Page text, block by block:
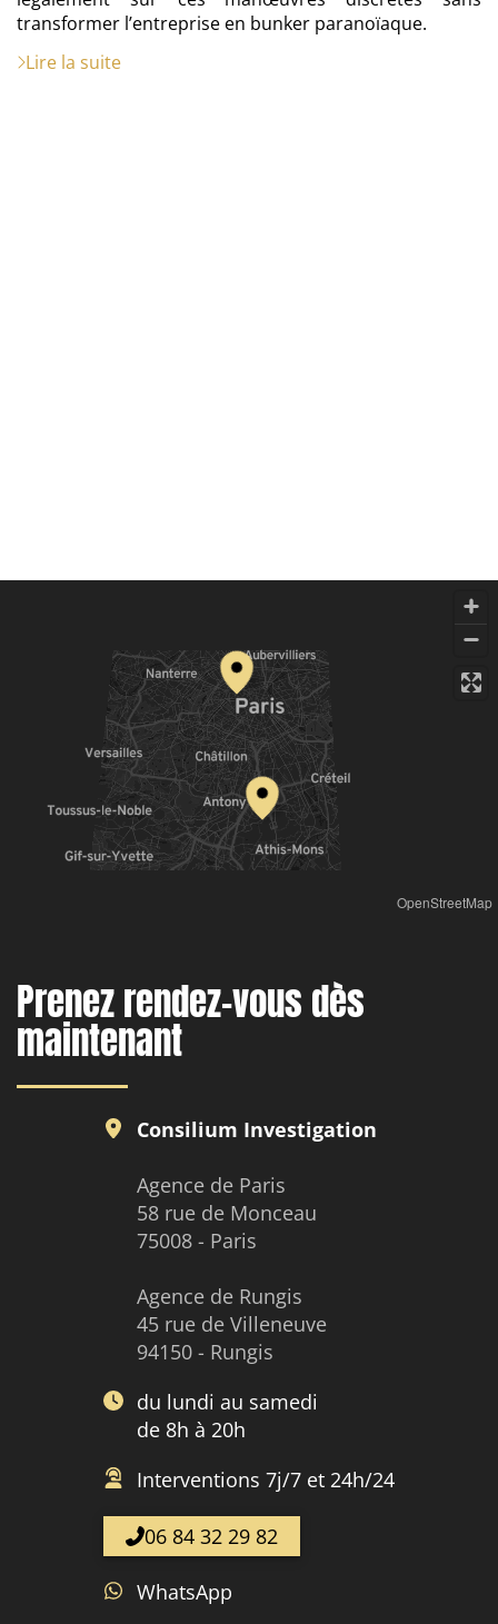
transformer l’entreprise en bunker paranoïaque.
Lire la suite
OpenStreetMap
Prenez rendez-vous dès
maintenant
Consilium Investigation
Agence de Paris
58 rue de Monceau
75008 - Paris
Agence de Rungis
45 rue de Villeneuve
94150 - Rungis
du lundi au samedi
de 8h à 20h
Interventions 7j/7 et 24h/24
06 84 32 29 82
WhatsApp